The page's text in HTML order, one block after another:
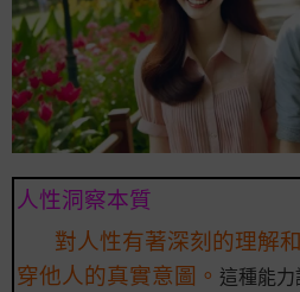
人性洞察本質
對人性有著深刻的理解
穿他人的真實意圖。 這種能